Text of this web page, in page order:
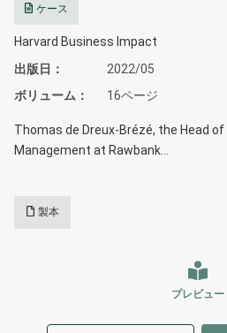
ケース
Harvard Business Impact
出版日
2022/05
ボリューム
16ページ
Thomas de Dreux-Brézé, the Head
Management at Rawbank…
製本
プレビュー